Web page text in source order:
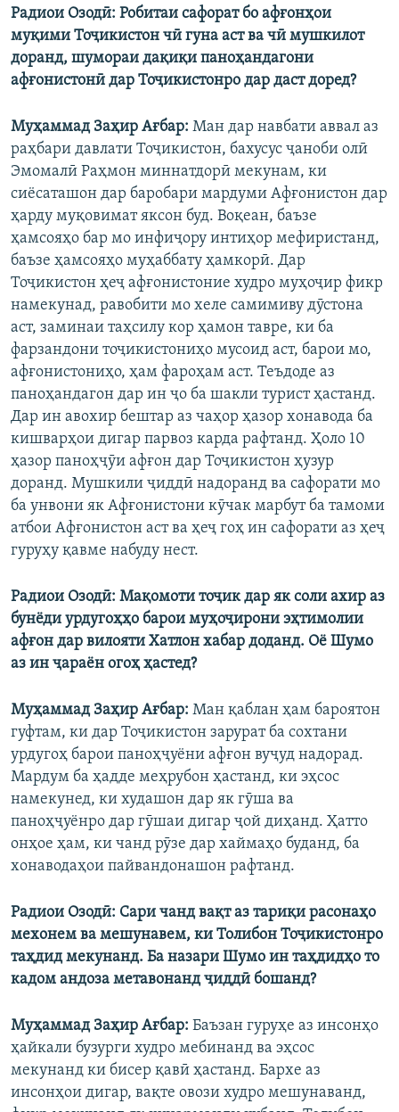
Радиои Озодӣ: Робитаи сафорат бо афғонҳои
муқими Тоҷикистон чӣ гуна аст ва чӣ мушкилот
доранд, шумораи дақиқи паноҳандагони
афғонистонӣ дар Тоҷикистонро дар даст доред?
Муҳаммад Заҳир Ағбар: Ман дар навбати аввал аз
раҳбари давлати Тоҷикистон, бахусус ҷаноби олӣ
Эмомалӣ Раҳмон миннатдорӣ мекунам, ки
сиёсаташон дар баробари мардуми Афғонистон дар
ҳарду муқовимат яксон буд. Воқеан, баъзе
ҳамсояҳо бар мо инфиҷору интиҳор мефиристанд,
баъзе ҳамсояҳо муҳаббату ҳамкорӣ. Дар
Тоҷикистон ҳеҷ афғонистоние худро муҳоҷир фикр
намекунад, равобити мо хеле самимиву дӯстона
аст, заминаи таҳсилу кор ҳамон тавре, ки ба
фарзандони тоҷикистониҳо мусоид аст, барои мо,
афғонистониҳо, ҳам фароҳам аст. Теъдоде аз
паноҳандагон дар ин ҷо ба шакли турист ҳастанд.
Дар ин авохир бештар аз чаҳор ҳазор хонавода ба
кишварҳои дигар парвоз карда рафтанд. Ҳоло 10
ҳазор паноҳҷӯи афғон дар Тоҷикистон ҳузур
доранд. Мушкили ҷиддӣ надоранд ва сафорати мо
ба унвони як Афғонистони кӯчак марбут ба тамоми
атбои Афғонистон аст ва ҳеҷ гоҳ ин сафорати аз ҳеҷ
гуруҳу қавме набуду нест.
Радиои Озодӣ: Мақомоти тоҷик дар як соли ахир аз
бунёди урдугоҳҳо барои муҳоҷирони эҳтимолии
афғон дар вилояти Хатлон хабар доданд. Оё Шумо
аз ин ҷараён огоҳ ҳастед?
Муҳаммад Заҳир Ағбар: Ман қаблан ҳам бароятон
гуфтам, ки дар Тоҷикистон зарурат ба сохтани
урдугоҳ барои паноҳҷуёни афғон вуҷуд надорад.
Мардум ба ҳадде меҳрубон ҳастанд, ки эҳсос
намекунед, ки худашон дар як гӯша ва
паноҳҷуёнро дар гӯшаи дигар ҷой диҳанд. Ҳатто
онҳое ҳам, ки чанд рӯзе дар хаймаҳо буданд, ба
хонаводаҳои пайвандонашон рафтанд.
Радиои Озодӣ: Сари чанд вақт аз тариқи расонаҳо
мехонем ва мешунавем, ки Толибон Тоҷикистонро
таҳдид мекунанд. Ба назари Шумо ин таҳдидҳо то
кадом андоза метавонанд ҷиддӣ бошанд?
Муҳаммад Заҳир Ағбар: Баъзан гуруҳе аз инсонҳо
ҳайкали бузурги худро мебинанд ва эҳсос
мекунанд ки бисер қавӣ ҳастанд. Бархе аз
инсонҳои дигар, вақте овози худро мешунаванд,